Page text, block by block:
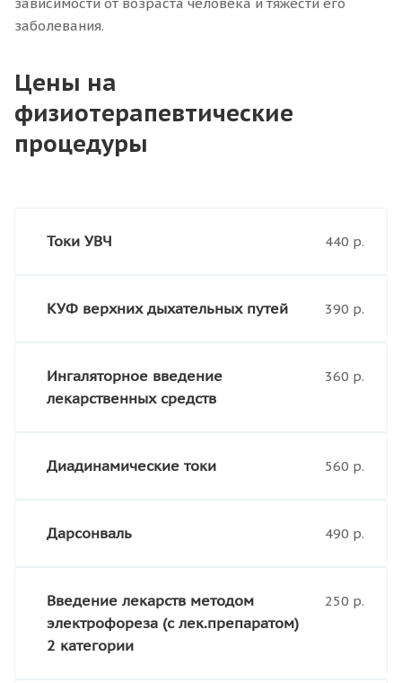
зависимости от возраста человека и тяжести его
заболевания.
Цены на
физиотерапевтические
процедуры
Токи УВЧ 440 р.
КУФ верхних дыхательных путей 390 р.
Ингаляторное введение
лекарственных средств
360 р.
Диадинамические токи 560 р.
Дарсонваль 490 р.
Введение лекарств методом
электрофореза (с лек.препаратом)
2 категории
250 р.